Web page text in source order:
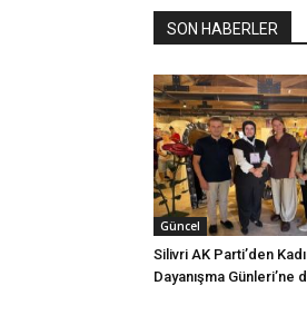
SON HABERLER
Güncel
Silivri AK Parti’den
Dayanışma Günleri’ne